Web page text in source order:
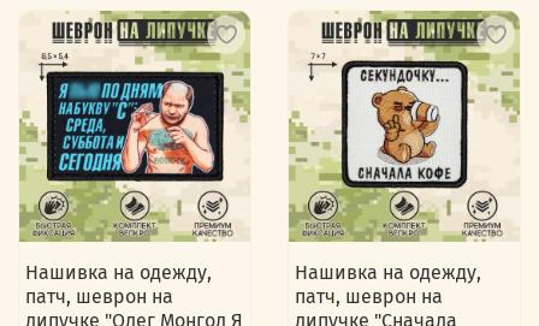
Нашивка на одежду,
патч, шеврон на
липучке "Олег Монгол Я
Нашивка на одежду,
патч, шеврон на
липучке "Сначала